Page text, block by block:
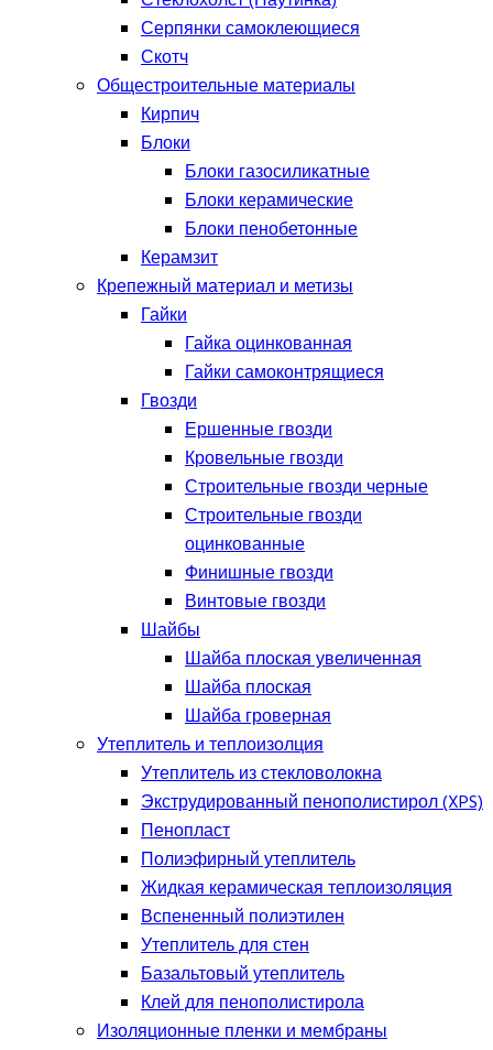
Серпянки самоклеющиеся
Скотч
Общестроительные материалы
Кирпич
Блоки
Блоки газосиликатные
Блоки керамические
Блоки пенобетонные
Керамзит
Крепежный материал и метизы
Гайки
Гайка оцинкованная
Гайки самоконтрящиеся
Гвозди
Ершенные гвозди
Кровельные гвозди
Строительные гвозди черные
Строительные гвозди
оцинкованные
Финишные гвозди
Винтовые гвозди
Шайбы
Шайба плоская увеличенная
Шайба плоская
Шайба гроверная
Утеплитель и теплоизолция
Утеплитель из стекловолокна
Экструдированный пенополистирол (XPS)
Пенопласт
Полиэфирный утеплитель
Жидкая керамическая теплоизоляция
Вспененный полиэтилен
Утеплитель для стен
Базальтовый утеплитель
Клей для пенополистирола
Изоляционные пленки и мембраны